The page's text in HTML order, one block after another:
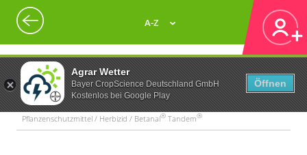
Agrar Wetter
Bayer CropScience Deutschland GmbH
Kostenlos bei Google Play
Öffnen
A-Z
Pflanzenschutzmittel / Herbizid / Betanal® Tandem®